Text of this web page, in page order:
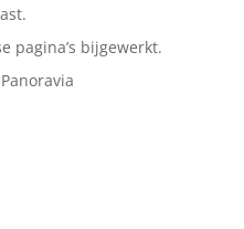
pagina’s bijgewerkt.